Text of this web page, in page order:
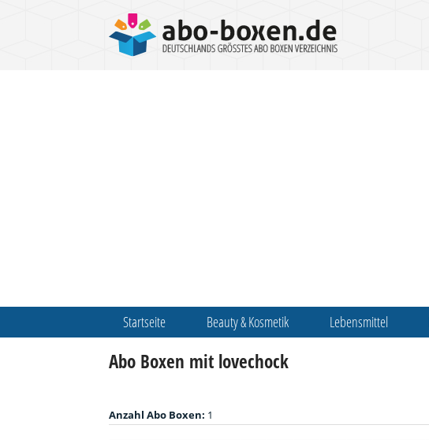
Startseite Beauty & Kosmetik Lebensmittel
Abo Boxen mit lovechock
Anzahl Abo Boxen: 1